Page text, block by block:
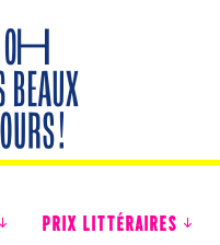
PRIX LITTÉRAIRES